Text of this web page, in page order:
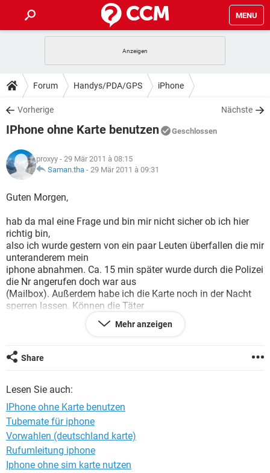
MENU
ANDROID IOS
WINDOWS 10
WHATSAPP TIKTOK
FACEBOOK
TIPPS & TRICKS
SPIELE STREAMING
WHATSAPP
FACEBOOK
DOWNLOADS
SPIELE STREAMING
ANDROID
WINDOWS 10 INSTAGRAM
WHATSAPP
SPIELE
ANDROID
WINDOWS 10
WHATSAPP TIKTOK
FACEBOOK HARDWARE
LEXIKON
SPIELE
WINDOWS 10
WHATSAPP
FACEBOOK HARDWARE
Forum Handys/PDA/GPS iPhone
Vorherige Nächste
IPhone ohne Karte benutzen Geschlossen
proxyy - 29 Mär 2011 à 08:15
Saman.tha - 29 Mär 2011 à 09:31
Guten Morgen,
hab da mal eine Frage und bin mir nicht sicher ob ich hier
richtig bin,
also ich wurde gestern von ein paar Leuten überfallen die mir
unteranderem mein
iphone abnahmen. Ca. 15 min später wurde durch die Polizei
die Nr angerufen doch war aus
(Mailbox). Außerdem habe ich die Karte noch in der Nacht
sperren lassen. Können die Täter
die Apps benutzen die darauf sind ohne die Sim Karte ? zb.
emailkonten, bankdaten(APP), telefonliste, fotos etc. ? Ich
muss ich nur eingeben wenn ich das Handy starte.
Mehr anzeigen
Share
Lesen Sie auch:
IPhone ohne Karte benutzen
Tubemate für iphone
Vorwahlen (deutschland karte)
Rufumleitung iphone
Iphone ohne sim karte nutzen